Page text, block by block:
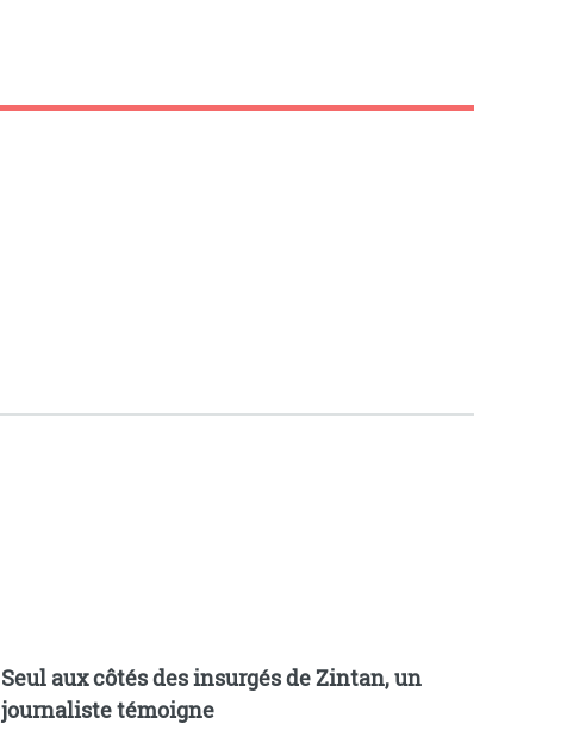
Seul aux côtés des insurgés de Zintan, un
journaliste témoigne